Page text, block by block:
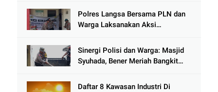
Hoaks
Polres Langsa Bersama PLN dan
Warga Laksanakan Aksi
Tamiang
Sinergi Polisi dan Warga: Masjid
Syuhada, Bener Meriah Bangkit
Daftar 8 Kawasan Industri Di